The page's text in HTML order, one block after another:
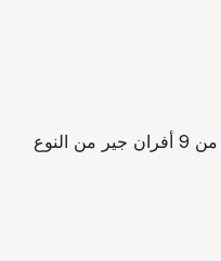
نمتلك مجموعة واسعة من المنتجات تشمل مسحوق الجير الحي والجير المحبب والجير المتكتل والجير المطفأ والجير المعبأ في أكياس. وتتكون وحدة الإنتاج الرئيسية في مصنعنا من 9 أفران جير من النوع